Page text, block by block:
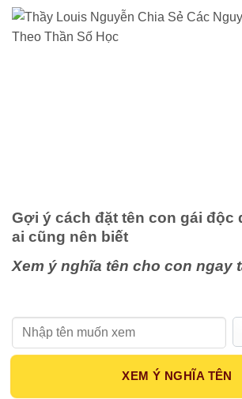
Gợi ý cách đặt tên con gái độc
ai cũng nên biết
Xem ý nghĩa tên cho con ngay
XEM Ý NGHĨA TÊN